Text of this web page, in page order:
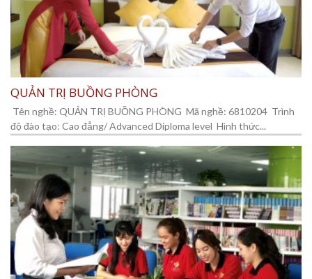
QUẢN TRỊ BUỒNG PHÒNG
Tên nghề: QUẢN TRỊ BUỒNG PHÒNG Mã nghề: 6810204 Trình
độ đào tạo: Cao đẳng/ Advanced Diploma level Hình thức...